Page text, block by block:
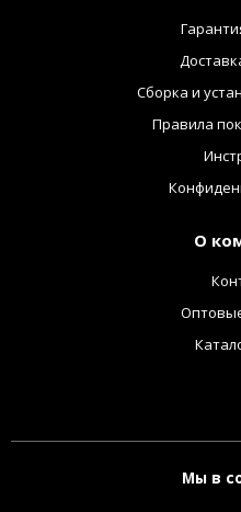
Сборка и
Правила
О
Мы в